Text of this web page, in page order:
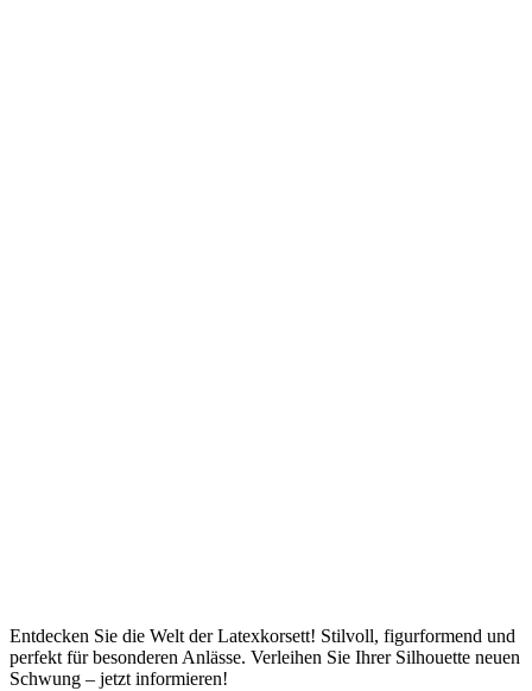
Entdecken Sie die Welt der Latexkorsett! Stilvoll, figurformend und
perfekt für besonderen Anlässe. Verleihen Sie Ihrer Silhouette neuen
Schwung – jetzt informieren!